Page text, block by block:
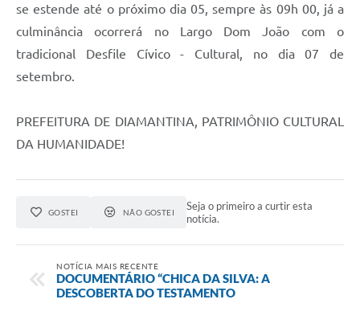
se estende até o próximo dia 05, sempre às 09h 00, já a
culminância ocorrerá no Largo Dom João com o
tradicional Desfile Cívico - Cultural, no dia 07 de
setembro.
PREFEITURA DE DIAMANTINA, PATRIMÔNIO CULTURAL
DA HUMANIDADE!
GOSTEI NÃO GOSTEI
Seja o primeiro a curtir esta
notícia.
NOTÍCIA MAIS RECENTE
DOCUMENTÁRIO “CHICA DA SILVA: A
DESCOBERTA DO TESTAMENTO